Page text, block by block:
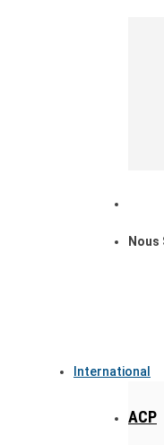
Nous
International
ACP